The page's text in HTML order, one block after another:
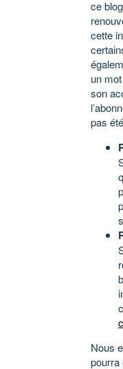
ce
cette
un
son
pas
Nous
pourra